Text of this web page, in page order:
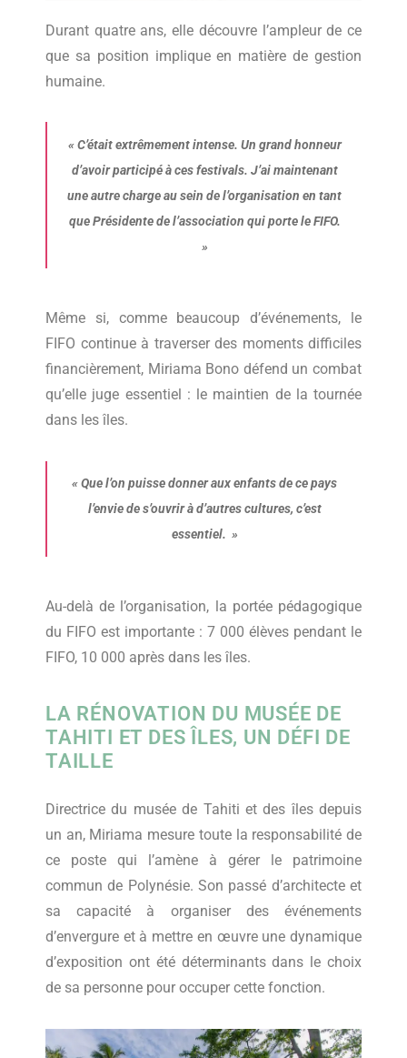
Durant quatre ans, elle découvre l’ampleur de ce
que sa position implique en matière de gestion
humaine.
«C’était extrêmement intense. Un grand honneur
d’avoir participé à ces festivals. J’ai maintenant
une autre charge au sein de l’organisation en tant
que Présidente de l’association qui porte le FIFO.
»
Même si, comme beaucoup d’événements, le
FIFO continue à traverser des moments difficiles
financièrement, Miriama Bono défend un combat
qu’elle juge essentiel : le maintien de la tournée
dans les îles.
«Que l’on puisse donner aux enfants de ce pays
l’envie de s’ouvrir à d’autres cultures, c’est
essentiel. »
Au-delà de l’organisation, la portée pédagogique
du FIFO est importante : 7 000 élèves pendant le
FIFO, 10 000 après dans les îles.
LA RÉNOVATION DU MUSÉE DE
TAHITI ET DES ÎLES, UN DÉFI DE
TAILLE
Directrice du musée de Tahiti et des îles depuis
un an, Miriama mesure toute la responsabilité de
ce poste qui l’amène à gérer le patrimoine
commun de Polynésie. Son passé d’architecte et
sa capacité à organiser des événements
d’envergure et à mettre en œuvre une dynamique
d’exposition ont été déterminants dans le choix
de sa personne pour occuper cette fonction.